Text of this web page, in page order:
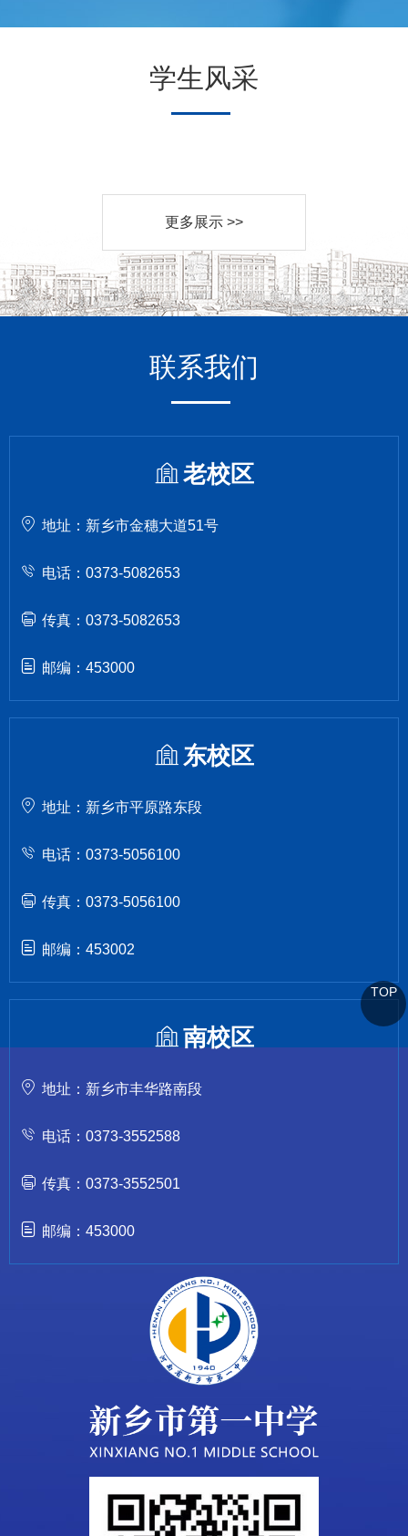
学生风采
更多展示 >>
联系我们
老校区
地址：新乡市金穗大道51号
电话：0373-5082653
传真：0373-5082653
邮编：453000
东校区
地址：新乡市平原路东段
电话：0373-5056100
传真：0373-5056100
邮编：453002
南校区
地址：新乡市丰华路南段
电话：0373-3552588
传真：0373-3552501
邮编：453000
TOP